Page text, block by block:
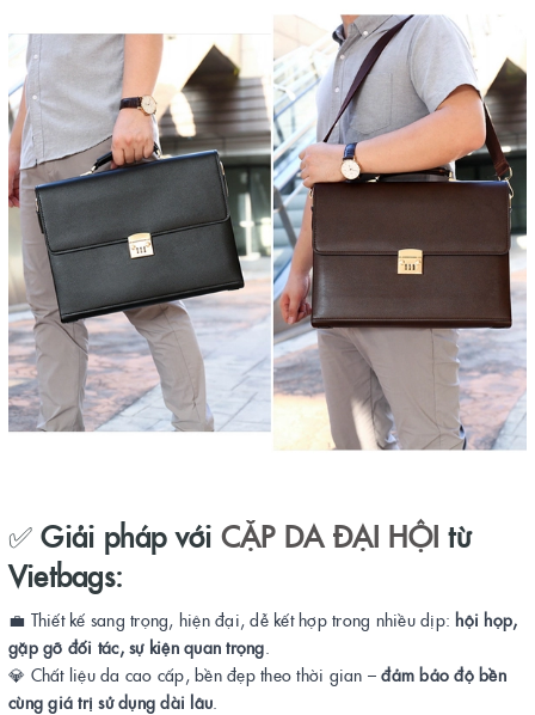
✅Giải pháp với CẶP DA ĐẠI HỘI từ
Vietbags:
💼 Thiết kế sang trọng, hiện đại, dễ kết hợp trong nhiều dịp:hội họp,
gặp gỡ đối tác, sự kiện quan trọng
💎 Chất liệu da cao cấp, bền đẹp theo thời gian –đảm bảo độ bền
cùng giá trị sử dụng dài lâu